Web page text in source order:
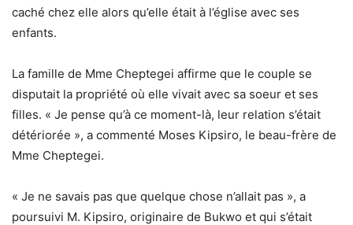
caché chez elle alors qu’elle était à l’église avec ses
enfants.
La famille de Mme Cheptegei affirme que le couple se
disputait la propriété où elle vivait avec sa soeur et ses
filles. « Je pense qu’à ce moment-là, leur relation s’était
détériorée », a commenté Moses Kipsiro, le beau-frère de
Mme Cheptegei.
« Je ne savais pas que quelque chose n’allait pas », a
poursuivi M. Kipsiro, originaire de Bukwo et qui s’était